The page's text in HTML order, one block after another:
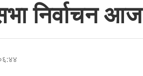
निर्वाचन आज